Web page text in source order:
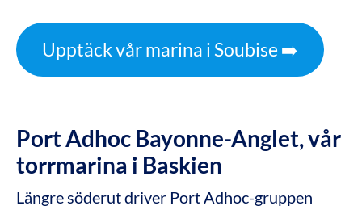
Upptäck vår marina i Soubise ➡️
Port Adhoc Bayonne-Anglet, vår
torrmarina i Baskien
Längre söderut driver Port Adhoc-gruppen